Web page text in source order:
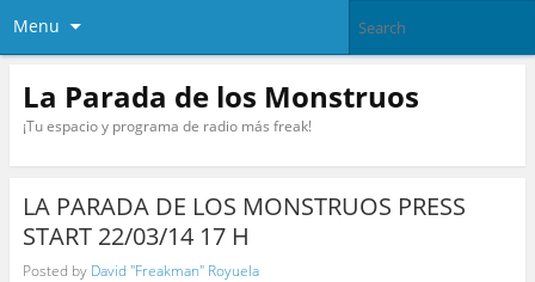
Menu
La Parada de los Monstruos
¡Tu espacio y programa de radio más freak!
LA PARADA DE LOS MONSTRUOS PRESS
START 22/03/14 17 H
Posted by David "Freakman" Royuela